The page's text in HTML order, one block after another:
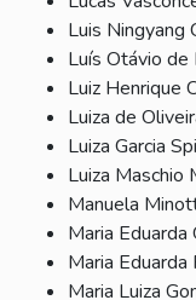
Luis Ningyang
Luís Otávio de
Luiz Henrique
Luiza de
Luiza Garcia
Luiza Maschio
Manuela
Maria
Maria Eduarda
Maria Luiza